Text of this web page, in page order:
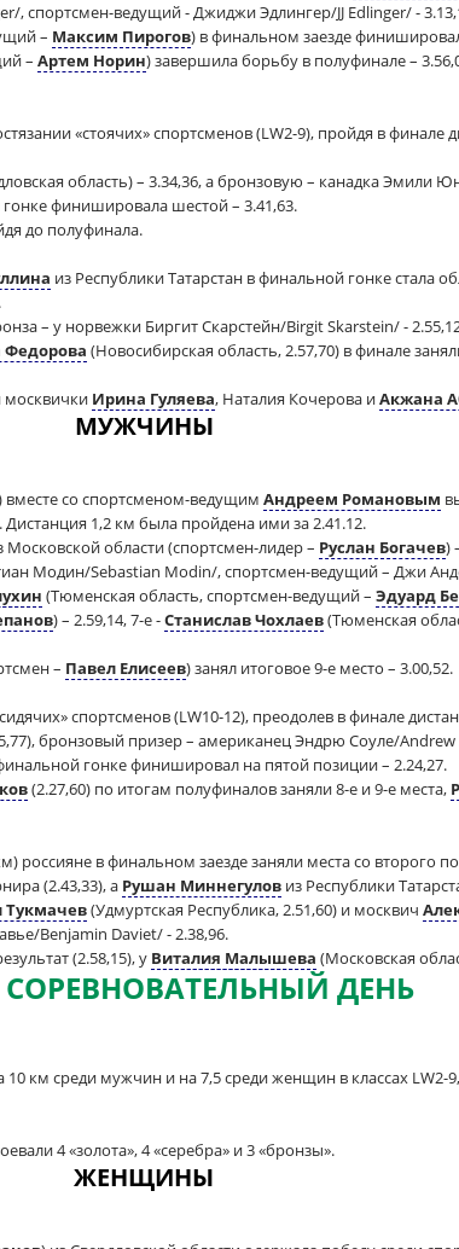
, спортсмен-ведущий - Джиджи Эдлингер/JJ Edlinger/ -
– Максим Пирогов) в финальном заезде
– Артем Норин) завершила борьбу в полуфинале –
«стоячих» спортсменов (LW2-9), пройдя в
область) – 3.34,36, а бронзовую – канадка Эмили
финишировала шестой – 3.41,63.
до полуфинала.
из Республики Татарстан в финальной гонке стала
– у норвежки Биргит Скарстейн/Birgit Skarstein/ -
(Новосибирская область, 2.57,70) в финале
москвички Ирина Гуляева, Наталия Кочерова иАкжана
МУЖЧИНЫ
со спортсменом-ведущим Андреем Романовым
1,2 км была пройдена ими за 2.41.12.
Московской области (спортсмен-лидер – Руслан Богачев)
Модин/Sebastian Modin/, спортсмен-ведущий – Джи
(Тюменская область, спортсмен-ведущий – Эдуард
) – 2.59,14, 7-е -Станислав Чохлаев(Тюменская
– Павел Елисеев) занял итоговое 9-е место – 3.00,52.
спортсменов (LW10-12), преодолев в финале
бронзовый призер – американец Эндрю Соуле/Andrew
гонке финишировал на пятой позиции – 2.24,27.
(2.27,60) по итогам полуфиналов заняли 8-е и 9-е места,
россияне в финальном заезде заняли места со второго
(2.43,33), а Рушан Миннегулов из Республики
Тукмачев(Удмуртская Республика, 2.51,60) и москвич
Benjamin Daviet/ - 2.38,96.
(2.58,15), у Виталия Малышева (Московская
ДЕНЬ
км среди мужчин и на 7,5 среди женщин в классах LW2-
4 «золота», 4 «серебра» и 3 «бронзы».
ЖЕНЩИНЫ